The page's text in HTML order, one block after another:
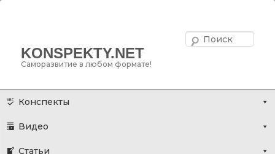
KONSPEKTY.NET
Саморазвитие в любом формате!
Главное меню
основному
Конспекты
Видео
Статьи